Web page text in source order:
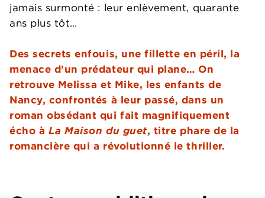
jamais surmonté : leur enlèvement, quarante
ans plus tôt…
Des secrets enfouis, une fillette en péril, la
menace d’un prédateur qui plane… On
retrouve Melissa et Mike, les enfants de
Nancy, confrontés à leur passé, dans un
roman obsédant qui fait magnifiquement
écho à La Maison du guet, titre phare de la
romancière qui a révolutionné le thriller.